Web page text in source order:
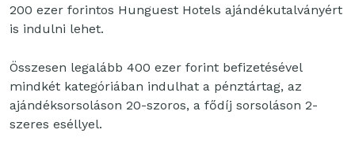
200 ezer forintos Hunguest Hotels ajándékutalványért
is indulni lehet.
Összesen legalább 400 ezer forint befizetésével
mindkét kategóriában indulhat a pénztártag, az
ajándéksorsoláson 20-szoros, a fődíj sorsoláson 2-
szeres eséllyel.